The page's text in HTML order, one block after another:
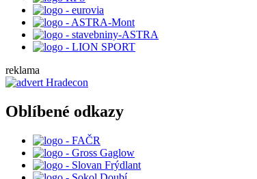
reklama
Oblíbené odkazy